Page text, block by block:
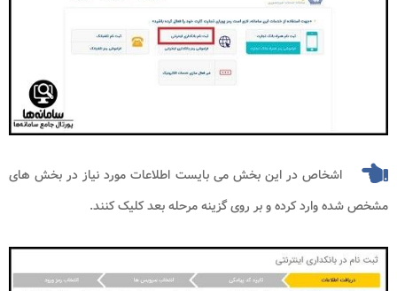
اشخاص در این بخش می بایست اطلاعات مورد نیاز در بخش های
مشخص شده وارد کرده و بر روی گزینه مرحله بعد کلیک کنند.